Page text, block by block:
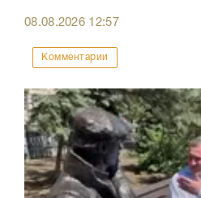
08.08.2026 12:57
Комментарии